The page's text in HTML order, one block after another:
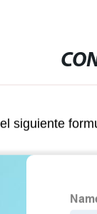
siguiente